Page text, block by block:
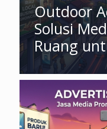
Outdoor
Solusi
Ruang